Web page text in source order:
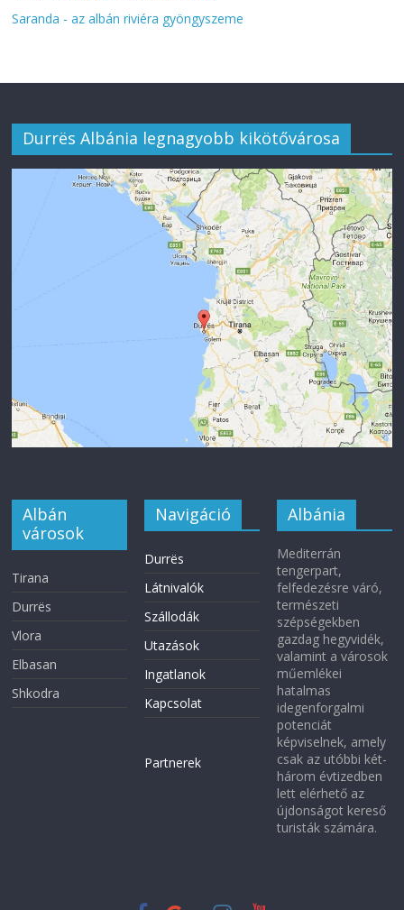
Saranda - az albán riviéra gyöngyszeme
Durrës Albánia legnagyobb kikötővárosa
Albán
városok
Tirana
Durrës
Vlora
Elbasan
Shkodra
Navigáció
Durrës
Látnivalók
Szállodák
Utazások
Ingatlanok
Kapcsolat
Partnerek
Albánia
Mediterrán
tengerpart,
felfedezésre váró,
természeti
szépségekben
gazdag hegyvidék,
valamint a városok
műemlékei
hatalmas
idegenforgalmi
potenciát
képviselnek, amely
csak az utóbbi két-
három évtizedben
lett elérhető az
újdonságot kereső
turisták számára.